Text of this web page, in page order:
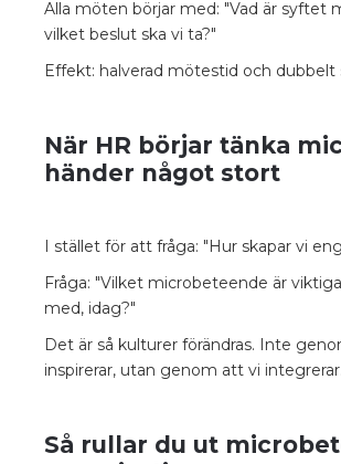
Alla möten börjar med: "Vad är syftet
vilket beslut ska vi ta?"
Effekt: halverad mötestid och dubbelt
När HR börjar tänka
händer något stort
I stället för att fråga: "Hur skapar vi
Fråga: "Vilket microbeteende är
med, idag?"
Det är så kulturer förändras. Inte
inspirerar, utan genom att vi integrerar.
Så rullar du ut